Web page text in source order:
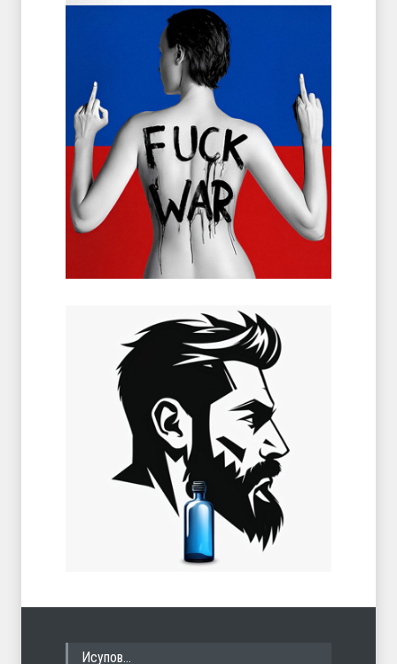
Исупов…